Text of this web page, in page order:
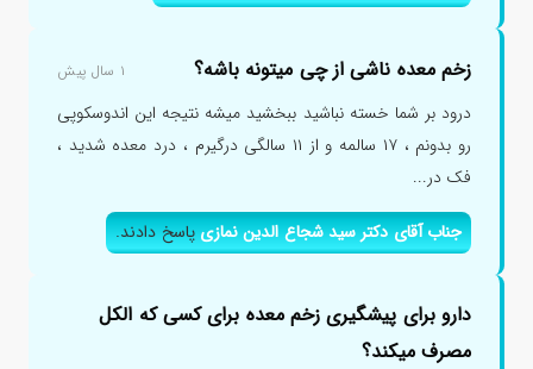
زخم معده ناشی از چی میتونه باشه؟ ۱ سال پیش
درود بر شما خسته نباشید ببخشید میشه نتیجه این اندوسکوپی
رو بدونم ، ۱۷ سالمه و از ۱۱ سالگی درگیرم ، درد معده شدید ،
فک در...
جناب آقای دکتر سید شجاع الدین نمازیپاسخ دادند.
دارو برای پیشگیری زخم معده برای کسی که الکل
مصرف میکند؟